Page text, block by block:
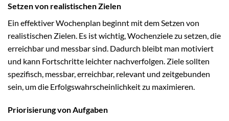
Setzen von realistischen Zielen
Ein effektiver Wochenplan beginnt mit dem Setzen von
realistischen Zielen. Es ist wichtig, Wochenziele zu setzen, die
erreichbar und messbar sind. Dadurch bleibt man motiviert
und kann Fortschritte leichter nachverfolgen. Ziele sollten
spezifisch, messbar, erreichbar, relevant und zeitgebunden
sein, um die Erfolgswahrscheinlichkeit zu maximieren.
Priorisierung von Aufgaben